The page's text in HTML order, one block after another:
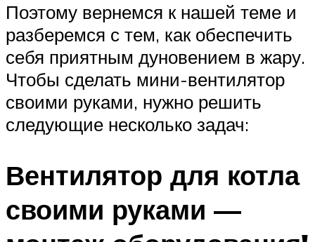
Поэтому вернемся к нашей теме и
разберемся с тем, как обеспечить
себя приятным дуновением в жару.
Чтобы сделать мини-вентилятор
своими руками, нужно решить
следующие несколько задач:
Вентилятор для котла
своими руками —